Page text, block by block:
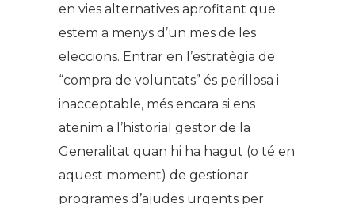
en vies alternatives aprofitant que
estem a menys d’un mes de les
eleccions. Entrar en l’estratègia de
“compra de voluntats” és perillosa i
inacceptable, més encara si ens
atenim a l’historial gestor de la
Generalitat quan hi ha hagut (o té en
aquest moment) de gestionar
programes d’ajudes urgents per